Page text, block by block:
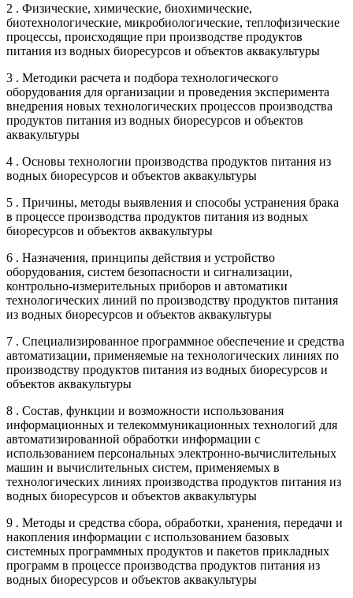
2 . Физические, химические, биохимические,
биотехнологические, микробиологические, теплофизические
процессы, происходящие при производстве продуктов
питания из водных биоресурсов и объектов аквакультуры
3 . Методики расчета и подбора технологического
оборудования для организации и проведения эксперимента
внедрения новых технологических процессов производства
продуктов питания из водных биоресурсов и объектов
аквакультуры
4 . Основы технологии производства продуктов питания из
водных биоресурсов и объектов аквакультуры
5 . Причины, методы выявления и способы устранения брака
в процессе производства продуктов питания из водных
биоресурсов и объектов аквакультуры
6 . Назначения, принципы действия и устройство
оборудования, систем безопасности и сигнализации,
контрольно-измерительных приборов и автоматики
технологических линий по производству продуктов питания
из водных биоресурсов и объектов аквакультуры
7 . Специализированное программное обеспечение и средства
автоматизации, применяемые на технологических линиях по
производству продуктов питания из водных биоресурсов и
объектов аквакультуры
8 . Состав, функции и возможности использования
информационных и телекоммуникационных технологий для
автоматизированной обработки информации с
использованием персональных электронно-вычислительных
машин и вычислительных систем, применяемых в
технологических линиях производства продуктов питания из
водных биоресурсов и объектов аквакультуры
9 . Методы и средства сбора, обработки, хранения, передачи и
накопления информации с использованием базовых
системных программных продуктов и пакетов прикладных
программ в процессе производства продуктов питания из
водных биоресурсов и объектов аквакультуры